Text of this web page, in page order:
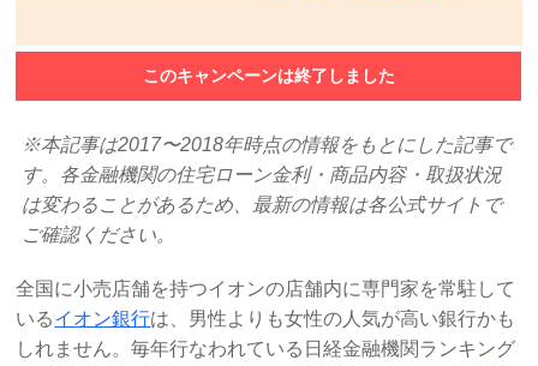
このキャンペーンは終了しました
※本記事は2017〜2018年時点の情報をもとにした記事で
す。各金融機関の住宅ローン金利・商品内容・取扱状況
は変わることがあるため、最新の情報は各公式サイトで
ご確認ください。
全国に小売店舗を持つイオンの店舗内に専門家を常駐して
いるイオン銀行は、男性よりも女性の人気が高い銀行かも
しれません。毎年行なわれている日経金融機関ランキング